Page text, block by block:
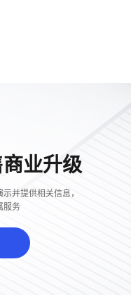
业升级
并提供相关信息，
服务